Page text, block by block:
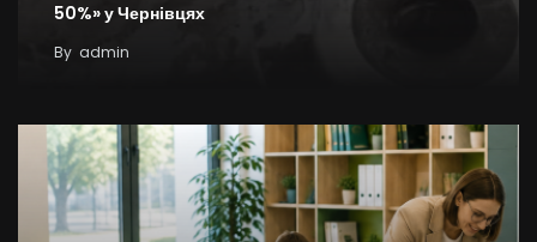
50%» у Чернівцях
By admin